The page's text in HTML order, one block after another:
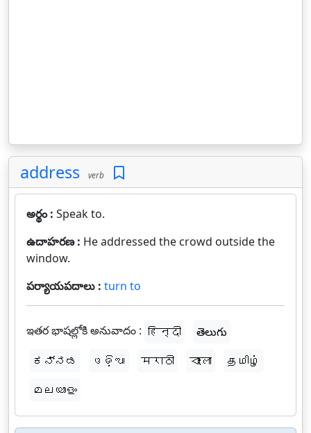
address verb
అర్థం : Speak to.
ఉదాహరణ : He addressed the crowd outside the
window.
పర్యాయపదాలు : turn to
ఇతర భాషల్లోకి అనువాదం : हिन्दी
తెలుగు
ಕನ್ನಡ
ଓଡ଼ିଆ मराठी বাংলা
தமிழ்
മലയാളം